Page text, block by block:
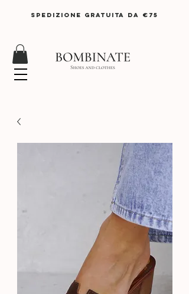
SPEDIZIONE GRATUITA DA €75